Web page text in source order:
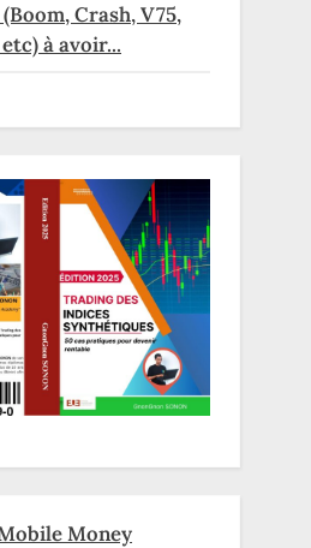
Crash, V75,
à avoir...
Money